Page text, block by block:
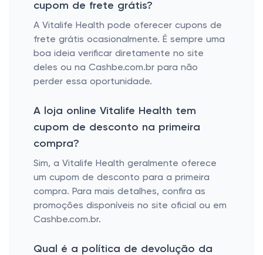
cupom de frete grátis?
A Vitalife Health pode oferecer cupons de
frete grátis ocasionalmente. É sempre uma
boa ideia verificar diretamente no site
deles ou na Cashbe.com.br para não
perder essa oportunidade.
A loja online Vitalife Health tem
cupom de desconto na primeira
compra?
Sim, a Vitalife Health geralmente oferece
um cupom de desconto para a primeira
compra. Para mais detalhes, confira as
promoções disponíveis no site oficial ou em
Cashbe.com.br.
Qual é a política de devolução da